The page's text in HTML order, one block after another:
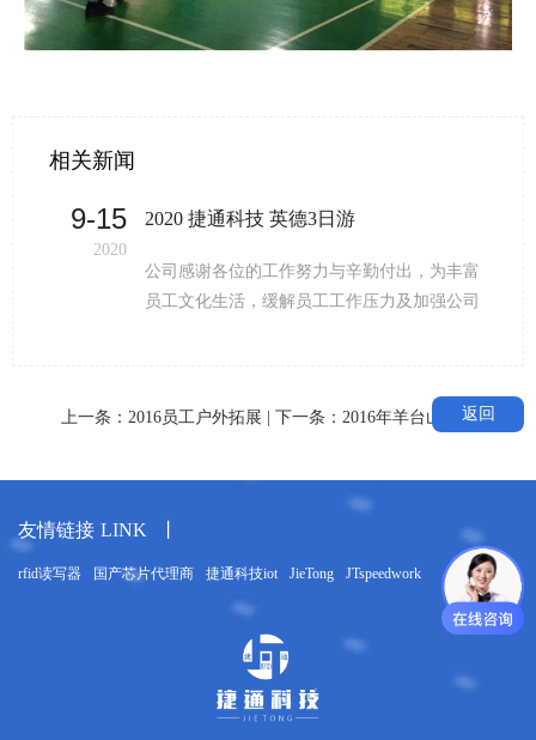
相关新闻
9-15
2020
2020 捷通科技 英德3日游
公司感谢各位的工作努力与辛勤付出，为丰富
员工文化生活，缓解员工工作压力及加强公司
鹅湖浸泡【茶语温泉】。广东首个茶文化主题
下直涌热泉水，温泉区拥近 40 个功效各异、独
具特色的温泉池，由 4 大片区：英德名茶区、
茶语 SPA 区、禅茶区和花茶区组合而成，面积
达 18000 平方米。泉水属稀有的石英岩温泉，
温泉水质偏碱性， 水中富含氟、钾、锶、铜、
钙、镁等多种对人体健康有益的岩浆元素和成
分，是一个具有极高医疗价 值的熔岩疗养温
泉。在景观设计上采用当地独有的英石为园林
造景主体，以百年老茶树及珍奇树种巧 妙间
上一条： 2016员工户外拓展 | 下一条： 2016年羊台山活动返回
友情链接 LINK
rfid读写器 国产芯片代理商 捷通科技iot JieTong JTspeedwork